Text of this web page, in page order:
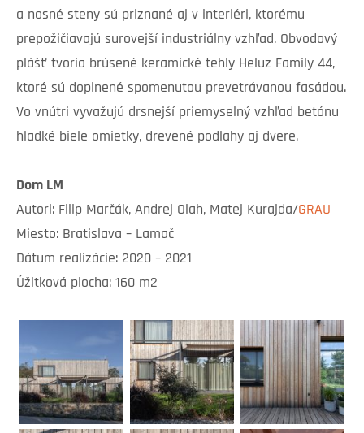
a nosné steny sú priznané aj v interiéri, ktorému
prepožičiavajú surovejší industriálny vzhľad. Obvodový
plášť tvoria brúsené keramické tehly Heluz Family 44,
ktoré sú doplnené spomenutou prevetrávanou fasádou.
Vo vnútri vyvažujú drsnejší priemyselný vzhľad betónu
hladké biele omietky, drevené podlahy aj dvere.
Dom LM
Autori: Filip Marčák, Andrej Olah, Matej Kurajda/GRAU
Miesto: Bratislava – Lamač
Dátum realizácie: 2020 – 2021
Úžitková plocha: 160 m2